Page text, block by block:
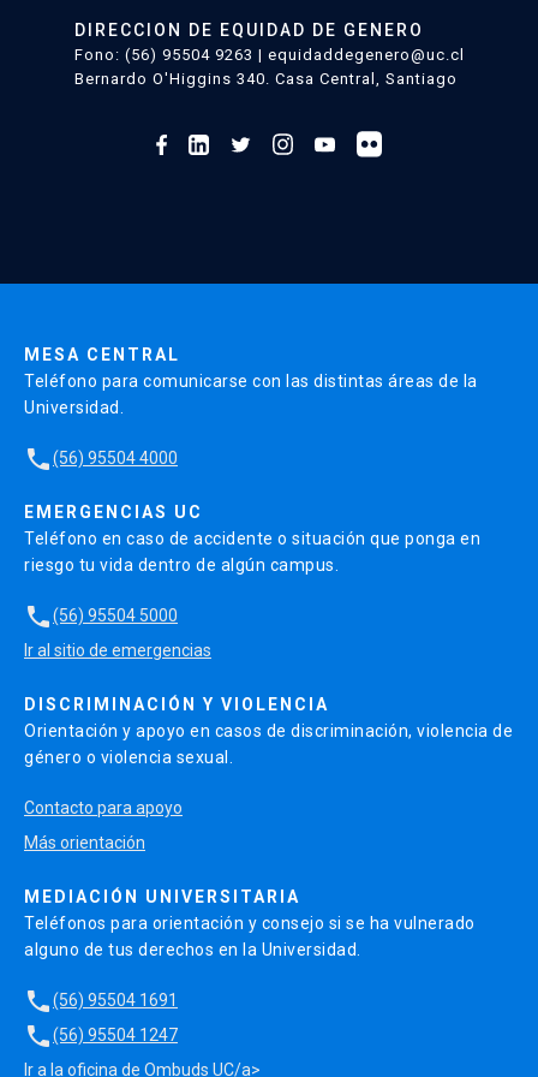
DIRECCION DE EQUIDAD DE GENERO
Fono: (56) 95504 9263 | equidaddegenero@uc.cl
Bernardo O'Higgins 340. Casa Central, Santiago
MESA CENTRAL
Teléfono para comunicarse con las distintas áreas de la
Universidad.
local_phone(56) 95504 4000
EMERGENCIAS UC
Teléfono en caso de accidente o situación que ponga en
riesgo tu vida dentro de algún campus.
local_phone(56) 95504 5000
Ir al sitio de emergencias
DISCRIMINACIÓN Y VIOLENCIA
Orientación y apoyo en casos de discriminación, violencia de
género o violencia sexual.
Contacto para apoyo
Más orientación
MEDIACIÓN UNIVERSITARIA
Teléfonos para orientación y consejo si se ha vulnerado
alguno de tus derechos en la Universidad.
local_phone(56) 95504 1691
local_phone(56) 95504 1247
Ir a la oficina de Ombuds UC/a>